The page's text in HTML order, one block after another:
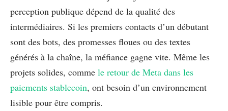
perception publique dépend de la qualité des
intermédiaires. Si les premiers contacts d’un débutant
sont des bots, des promesses floues ou des textes
générés à la chaîne, la méfiance gagne vite. Même les
projets solides, comme le retour de Meta dans les
paiements stablecoin, ont besoin d’un environnement
lisible pour être compris.